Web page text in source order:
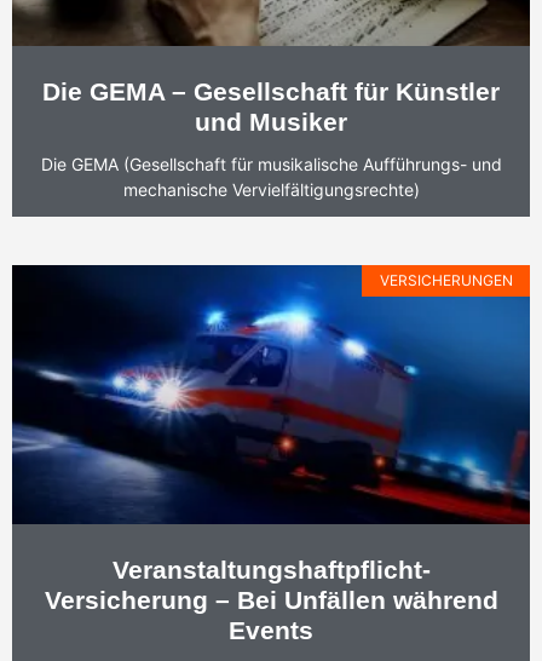
Die GEMA – Gesellschaft für Künstler
und Musiker
Die GEMA (Gesellschaft für musikalische Aufführungs- und
mechanische Vervielfältigungsrechte)
VERSICHERUNGEN
Veranstaltungshaftpflicht-
Versicherung – Bei Unfällen während
Events